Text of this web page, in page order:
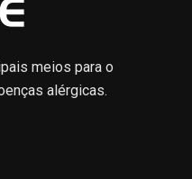
meios para o
alérgicas.